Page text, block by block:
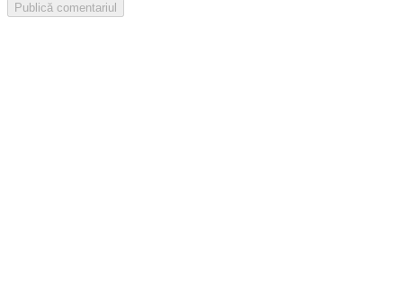
Publică comentariul